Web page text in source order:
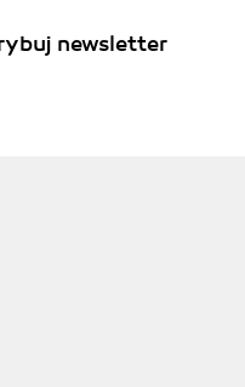
newsletter